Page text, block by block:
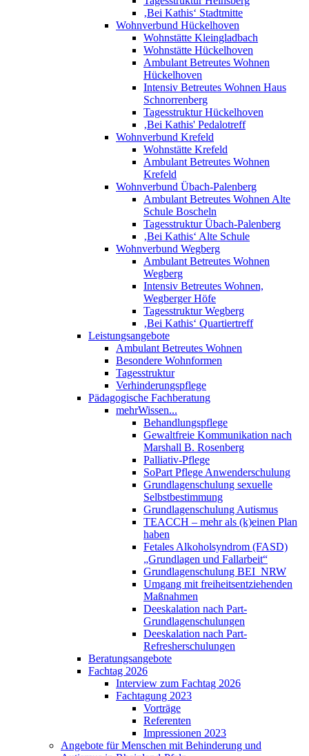
‚Bei Kathis‘ Stadtmitte
Wohnverbund Hückelhoven
Wohnstätte Kleingladbach
Wohnstätte Hückelhoven
Ambulant Betreutes Wohnen
Hückelhoven
Intensiv Betreutes Wohnen Haus
Schnorrenberg
Tagesstruktur Hückelhoven
‚Bei Kathis' Pedalotreff
Wohnverbund Krefeld
Wohnstätte Krefeld
Ambulant Betreutes Wohnen
Krefeld
Wohnverbund Übach-Palenberg
Ambulant Betreutes Wohnen Alte
Schule Boscheln
Tagesstruktur Übach-Palenberg
‚Bei Kathis‘ Alte Schule
Wohnverbund Wegberg
Ambulant Betreutes Wohnen
Wegberg
Intensiv Betreutes Wohnen,
Wegberger Höfe
Tagesstruktur Wegberg
‚Bei Kathis‘ Quartiertreff
Leistungsangebote
Ambulant Betreutes Wohnen
Besondere Wohnformen
Tagesstruktur
Verhinderungspflege
Pädagogische Fachberatung
mehrWissen...
Behandlungspflege
Gewaltfreie Kommunikation nach
Marshall B. Rosenberg
Palliativ-Pflege
SoPart Pflege Anwenderschulung
Grundlagenschulung sexuelle
Selbstbestimmung
Grundlagenschulung Autismus
TEACCH – mehr als (k)einen Plan
haben
Fetales Alkoholsyndrom (FASD)
„Grundlagen und Fallarbeit“
Grundlagenschulung BEI_NRW
Umgang mit freiheitsentziehenden
Maßnahmen
Deeskalation nach Part-
Grundlagenschulungen
Deeskalation nach Part-
Refresherschulungen
Beratungsangebote
Fachtag 2026
Interview zum Fachtag 2026
Fachtagung 2023
Vorträge
Referenten
Impressionen 2023
Angebote für Menschen mit Behinderung und